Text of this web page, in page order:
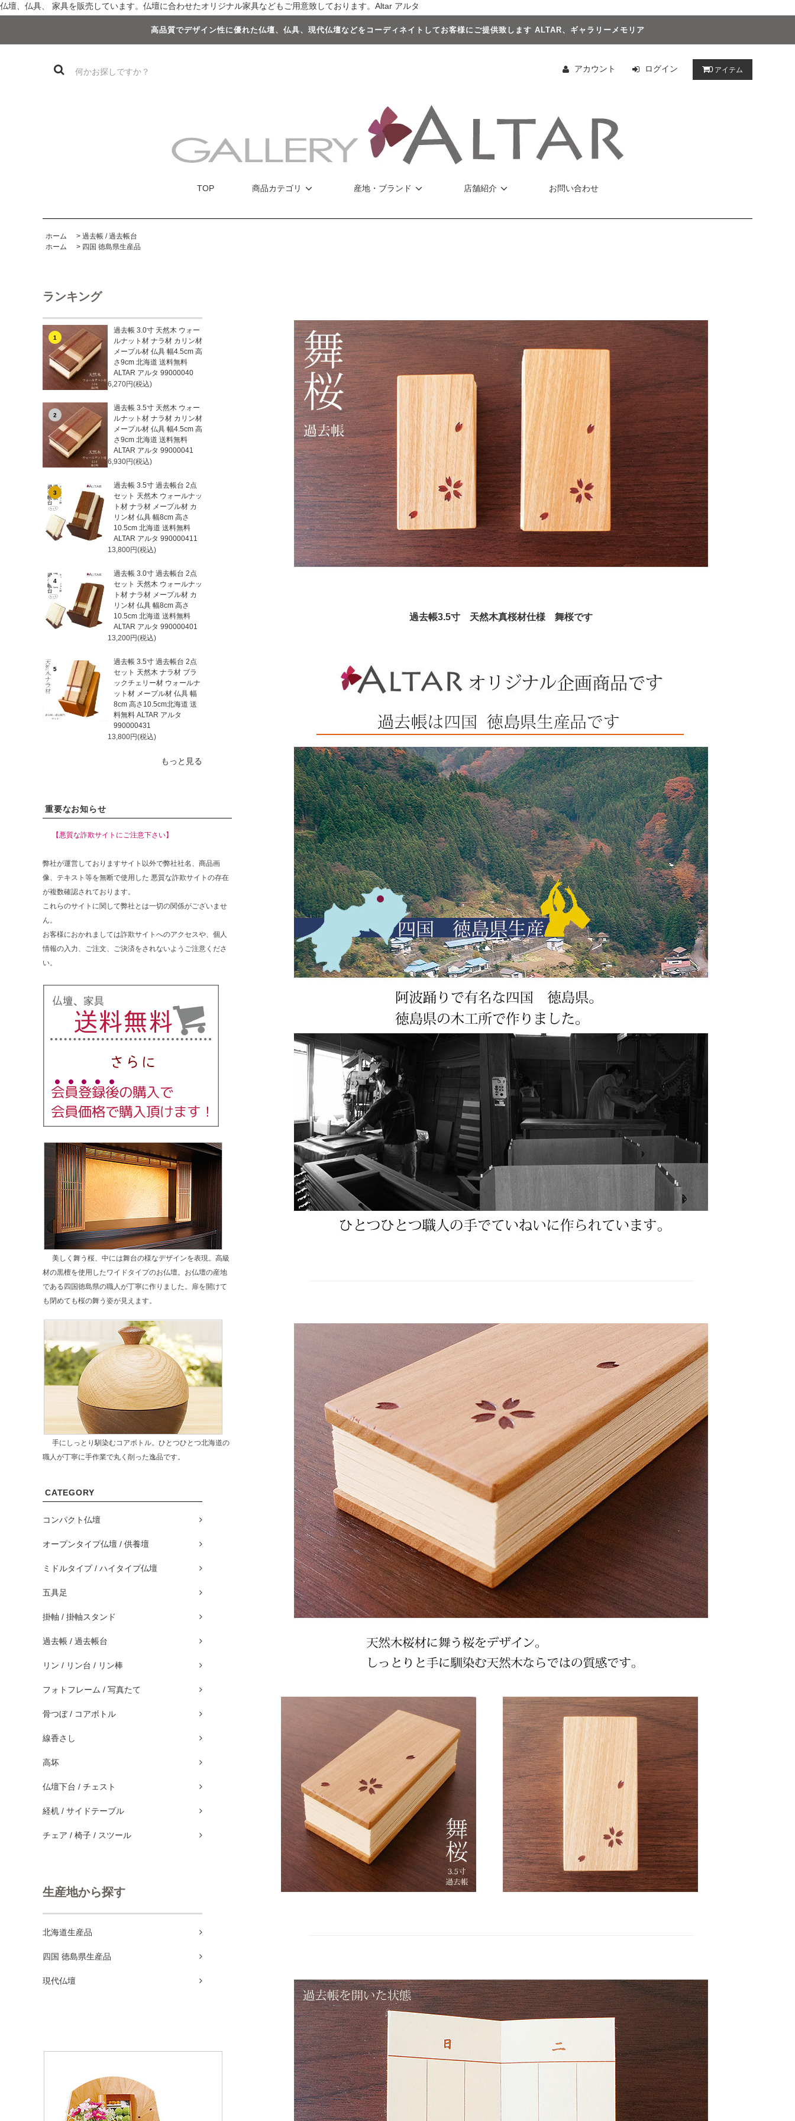
仏壇、仏具、 家具を販売しています。仏壇に合わせたオリジナル家具などもご用意致しております。Altar アルタ
高品質でデザイン性に優れた仏壇、仏具、現代仏壇などをコーディネイトしてお客様にご提供致します ALTAR、ギャラリーメモリア
アカウント ログイン 0 アイテム
TOP 商品カテゴリ 産地・ブランド 店舗紹介 お問い合わせ
ホーム > 過去帳 / 過去帳台
ホーム
> 四国 徳島県生産品
ランキング
1
過去帳 3.0寸 天然木 ウォー
ルナット材 ナラ材 カリン材
メープル材 仏具 幅4.5cm 高
さ9cm 北海道 送料無料
ALTAR アルタ 99000040
6,270円(税込)
2
過去帳 3.5寸 天然木 ウォー
ルナット材 ナラ材 カリン材
メープル材 仏具 幅4.5cm 高
さ9cm 北海道 送料無料
ALTAR アルタ 99000041
6,930円(税込)
3
過去帳 3.5寸 過去帳台 2点
セット 天然木 ウォールナッ
ト材 ナラ材 メープル材 カ
リン材 仏具 幅8cm 高さ
10.5cm 北海道 送料無料
ALTAR アルタ 990000411
13,800円(税込)
4
過去帳 3.0寸 過去帳台 2点
セット 天然木 ウォールナッ
ト材 ナラ材 メープル材 カ
リン材 仏具 幅8cm 高さ
10.5cm 北海道 送料無料
ALTAR アルタ 990000401
13,200円(税込)
5
過去帳 3.5寸 過去帳台 2点
セット 天然木 ナラ材 ブラ
ックチェリー材 ウォールナ
ット材 メープル材 仏具 幅
8cm 高さ10.5cm北海道 送
料無料 ALTAR アルタ
990000431
13,800円(税込)
もっと見る
重要なお知らせ
【悪質な詐欺サイトにご注意下さい】
弊社が運営しておりますサイト以外で弊社社名、商品画
像、テキスト等を無断で使用した 悪質な詐欺サイトの存在
が複数確認されております。
これらのサイトに関して弊社とは一切の関係がございませ
ん。
お客様におかれましては詐欺サイトへのアクセスや、個人
情報の入力、ご注文、ご決済をされないようご注意くださ
い。
美しく舞う桜、中には舞台の様なデザインを表現。高級
材の黒檀を使用したワイドタイプのお仏壇。お仏壇の産地
である四国徳島県の職人が丁寧に作りました。扉を開けて
も閉めても桜の舞う姿が見えます。
手にしっとり馴染むコアボトル。ひとつひとつ北海道の
職人が丁寧に手作業で丸く削った逸品です。
CATEGORY
コンパクト仏壇
オープンタイプ仏壇 / 供養壇
ミドルタイプ / ハイタイプ仏壇
五具足
掛軸 / 掛軸スタンド
過去帳 / 過去帳台
リン / リン台 / リン棒
フォトフレーム / 写真たて
骨つぼ / コアボトル
線香さし
高坏
仏壇下台 / チェスト
経机 / サイドテーブル
チェア / 椅子 / スツール
生産地から探す
北海道生産品
四国 徳島県生産品
現代仏壇
過去帳3.5寸 天然木真桜材仕様 舞桜です